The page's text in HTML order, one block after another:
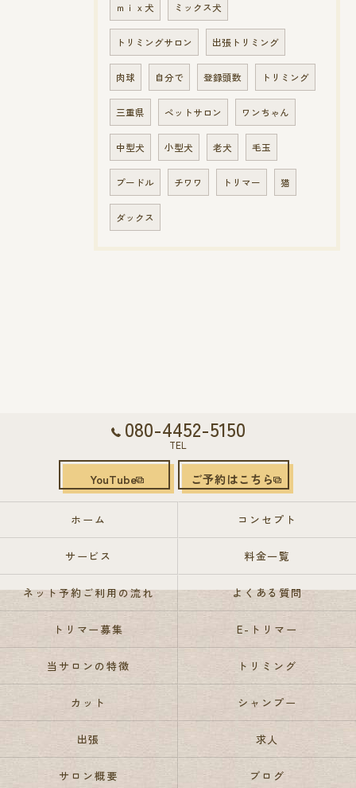
ｍｉｘ犬 ミックス犬
トリミングサロン 出張トリミング
肉球 自分で 登録頭数 トリミング
三重県 ペットサロン ワンちゃん
中型犬 小型犬 老犬 毛玉
プードル チワワ トリマー 猫
ダックス
080-4452-5150
TEL
YouTube ご予約はこちら
ホーム コンセプト
サービス 料金一覧
ネット予約ご利用の流れ よくある質問
トリマー募集 E-トリマー
当サロンの特徴 トリミング
カット シャンプー
出張 求人
サロン概要 ブログ